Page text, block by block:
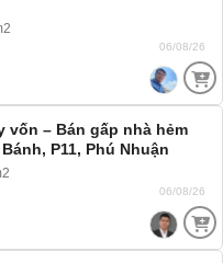
06/08/26
vốn – Bán gấp nhà hẻm
P11, Phú Nhuận
06/08/26